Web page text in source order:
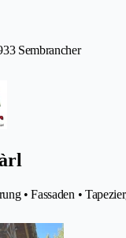
Sembrancher
• Fassaden •